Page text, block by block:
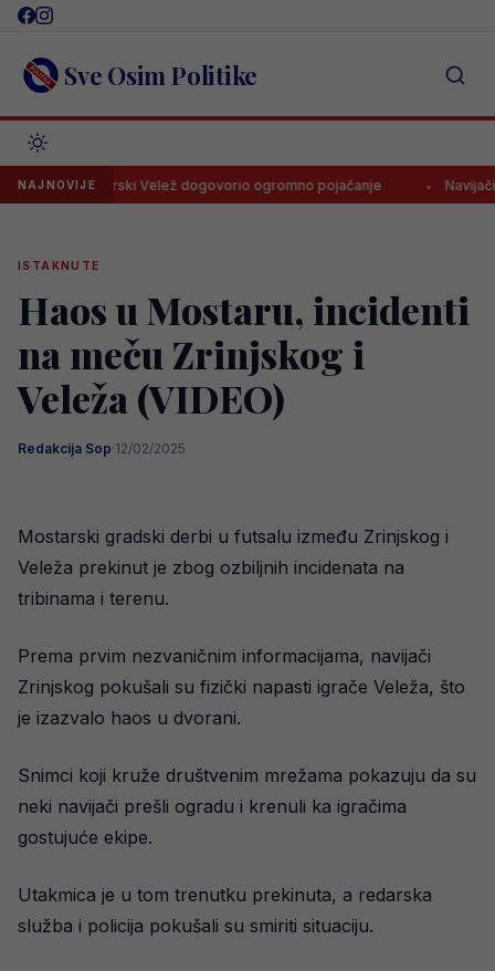
Skip
content Sve Osim Politike
NAJNOVIJE
Mostarski Velež dogovorio ogromno pojačanje Navijači
ISTAKNUTE
Haos u Mostaru, incidenti
na meču Zrinjskog i
Veleža (VIDEO)
Redakcija Sop·12/02/2025
Mostarski gradski derbi u futsalu između Zrinjskog i
Veleža prekinut je zbog ozbiljnih incidenata na
tribinama i terenu.
Prema prvim nezvaničnim informacijama, navijači
Zrinjskog pokušali su fizički napasti igrače Veleža, što
je izazvalo haos u dvorani.
Snimci koji kruže društvenim mrežama pokazuju da su
neki navijači prešli ogradu i krenuli ka igračima
gostujuće ekipe.
Utakmica je u tom trenutku prekinuta, a redarska
služba i policija pokušali su smiriti situaciju.